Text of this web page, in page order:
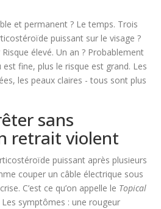
et permanent ? Le temps. Trois
puissant sur le visage ?
élevé. Un an ? Probablement
est fine, plus le risque est grand. Les
les peaux claires - tous sont plus
sans
retrait violent
puissant après plusieurs
couper un câble électrique sous
C’est ce qu’on appelle le Topical
Les symptômes : une rougeur